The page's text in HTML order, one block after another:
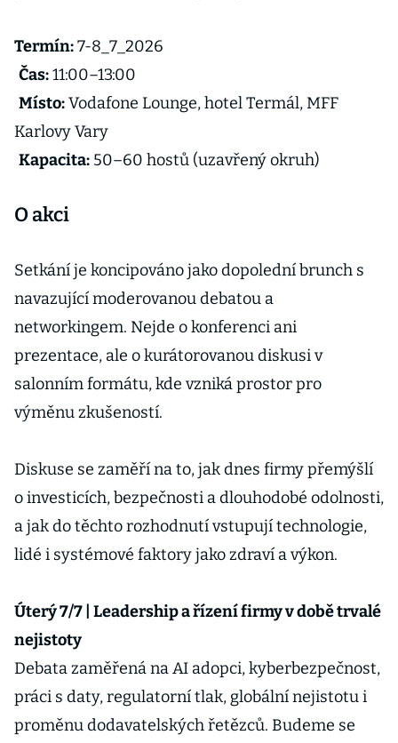
Termín:7-8_7_2026
Čas:11:00–13:00
Místo:Vodafone Lounge, hotel Termál, MFF
Karlovy Vary
Kapacita:50–60 hostů (uzavřený okruh)
O akci
Setkání je koncipováno jako dopolední brunch s
navazující moderovanou debatou a
networkingem. Nejde o konferenci ani
prezentace, ale o kurátorovanou diskusi v
salonním formátu, kde vzniká prostor pro
výměnu zkušeností.
Diskuse se zaměří na to, jak dnes firmy přemýšlí
o investicích, bezpečnosti a dlouhodobé odolnosti,
a jak do těchto rozhodnutí vstupují technologie,
lidé i systémové faktory jako zdraví a výkon.
Úterý 7/7 | Leadership a řízení firmy v době trvalé
nejistoty
Debata zaměřená na AI adopci, kyberbezpečnost,
práci s daty, regulatorní tlak, globální nejistotu i
proměnu dodavatelských řetězců. Budeme se